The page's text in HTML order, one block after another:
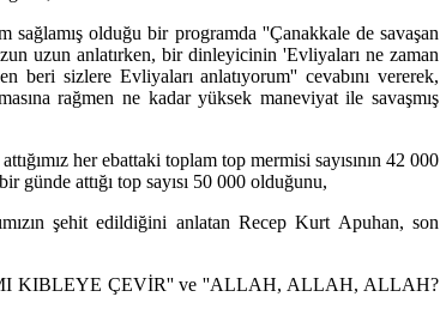
sağlamış olduğu bir programda ''Çanakkale de savaşan
uzun anlatırken, bir dinleyicinin 'Evliyaları ne zaman
beri sizlere Evliyaları anlatıyorum'' cevabını vererek,
rağmen ne kadar yüksek maneviyat ile savaşmış
her ebattaki toplam top mermisi sayısının 42 000
günde attığı top sayısı 50 000 olduğunu,
şehit edildiğini anlatan Recep Kurt Apuhan, son
KIBLEYE ÇEVİR'' ve ''ALLAH, ALLAH, ALLAH?